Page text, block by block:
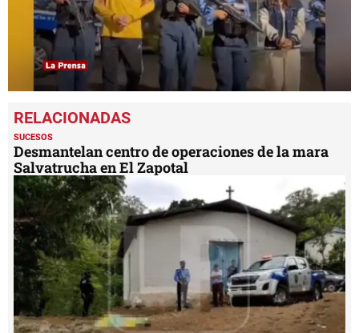
seconds
of
1
minute,
16
seconds
SUCESOS
Desmantelan centro de operaciones de la mara
Salvatrucha en El Zapotal